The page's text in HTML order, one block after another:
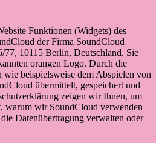
Funktionen (Widgets) des
der Firma SoundCloud
77, 10115 Berlin, Deutschland. Sie
orangen Logo. Durch die
beispielsweise dem Abspielen von
übermittelt, gespeichert und
zeigen wir Ihnen, um
warum wir SoundCloud verwenden
Datenübertragung verwalten oder